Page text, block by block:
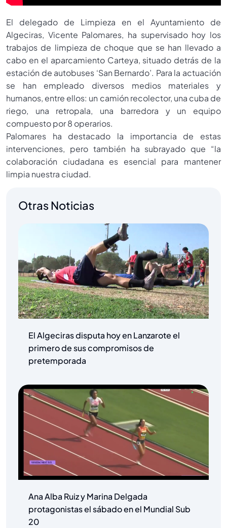
El delegado de Limpieza en el Ayuntamiento de
Algeciras, Vicente Palomares, ha supervisado hoy los
trabajos de limpieza de choque que se han llevado a
cabo en el aparcamiento Carteya, situado detrás de la
estación de autobuses ‘San Bernardo’. Para la actuación
se han empleado diversos medios materiales y
humanos, entre ellos: un camión recolector, una cuba de
riego, una retropala, una barredora y un equipo
compuesto por 8 operarios.
Palomares ha destacado la importancia de estas
intervenciones, pero también ha subrayado que “la
colaboración ciudadana es esencial para mantener
limpia nuestra ciudad.
Otras Noticias
El Algeciras disputa hoy en Lanzarote el
primero de sus compromisos de
pretemporada
Ana Alba Ruiz y Marina Delgada
protagonistas el sábado en el Mundial Sub
20